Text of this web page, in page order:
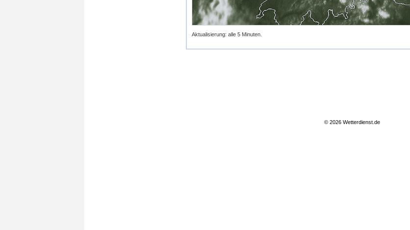
Aktualisierung: alle 5 Minuten.
© 2026 Wetterdienst.de